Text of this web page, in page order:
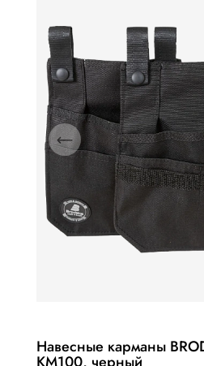
Навесные карманы